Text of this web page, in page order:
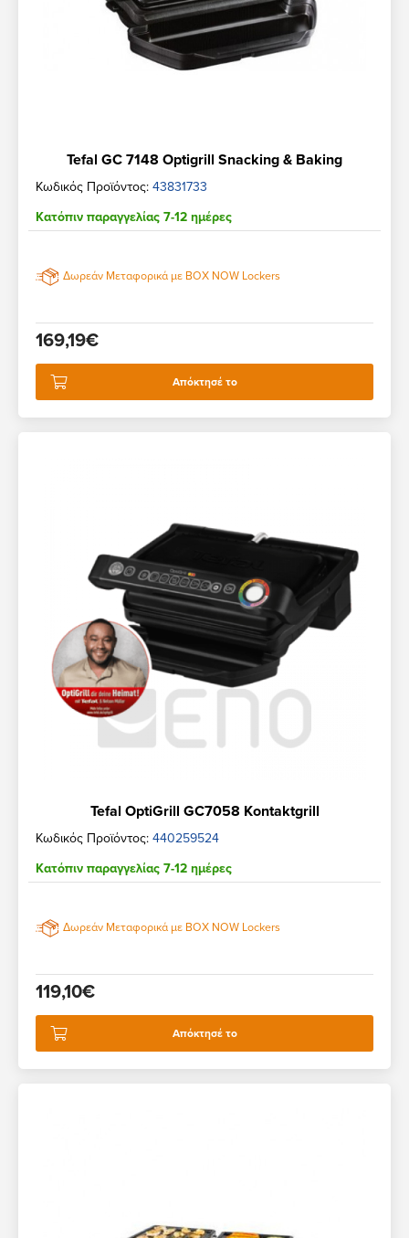
Tefal GC 7148 Optigrill Snacking & Baking
Κωδικός Προϊόντος: 43831733
Κατόπιν παραγγελίας 7-12 ημέρες
Δωρεάν Μεταφορικά με BOX NOW Lockers
169,19€
Απόκτησέ το
Tefal OptiGrill GC7058 Kontaktgrill
Κωδικός Προϊόντος: 440259524
Κατόπιν παραγγελίας 7-12 ημέρες
Δωρεάν Μεταφορικά με BOX NOW Lockers
119,10€
Απόκτησέ το